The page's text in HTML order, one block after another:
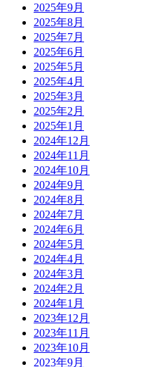
2025年9月
2025年8月
2025年7月
2025年6月
2025年5月
2025年4月
2025年3月
2025年2月
2025年1月
2024年12月
2024年11月
2024年10月
2024年9月
2024年8月
2024年7月
2024年6月
2024年5月
2024年4月
2024年3月
2024年2月
2024年1月
2023年12月
2023年11月
2023年10月
2023年9月